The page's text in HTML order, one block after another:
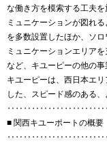
な働き方を模索する工夫
ミュニケーションが図れ
を多数設置したほか、ソ
ミュニケーションエリア
など、キユーピーの他の事
キユーピーは、西日本エ
した、スピード感のある、
■ 関西キユーポートの概要